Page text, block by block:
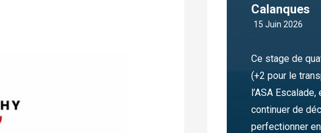
Calanques
15 Juin 2026
Ce stage de
(+2 pour le
l’ASA
continuer de
perfectionner